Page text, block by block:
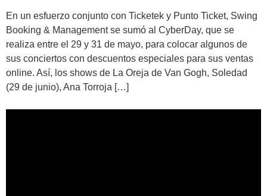
En un esfuerzo conjunto con Ticketek y Punto Ticket, Swing
Booking & Management se sumó al CyberDay, que se
realiza entre el 29 y 31 de mayo, para colocar algunos de
sus conciertos con descuentos especiales para sus ventas
online. Así, los shows de La Oreja de Van Gogh, Soledad
(29 de junio), Ana Torroja […]